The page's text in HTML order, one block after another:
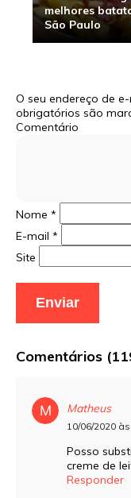
melhores
São Paulo
O seu endereço de
obrigatórios são
Comentário
Nome *
E-mail *
Site
Comentários
Matheus
10/06/2020
Posso
creme de
Responder